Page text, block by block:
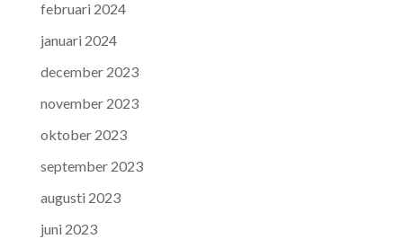
februari 2024
januari 2024
december 2023
november 2023
oktober 2023
september 2023
augusti 2023
juni 2023